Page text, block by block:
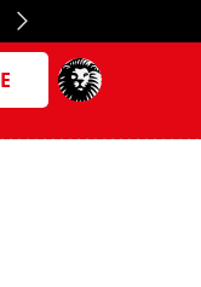
Crédito del Spotify Camp Nou